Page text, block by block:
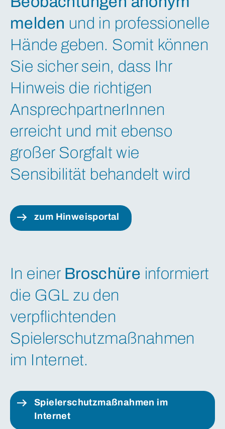
melden und in professionelle
Hände geben. Somit können
Sie sicher sein, dass Ihr
Hinweis die richtigen
AnsprechpartnerInnen
erreicht und mit ebenso
großer Sorgfalt wie
Sensibilität behandelt wird
zum Hinweisportal
In einer Broschüre informiert
die GGL zu den
verpflichtenden
Spielerschutzmaßnahmen
im Internet.
Spielerschutzmaßnahmen im
Internet